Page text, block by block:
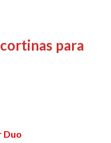
para
Duo